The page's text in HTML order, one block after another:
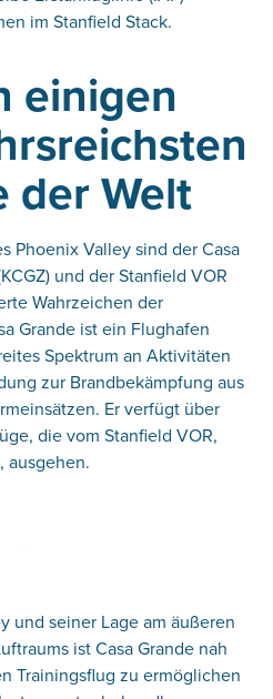
im Stanfield Stack.
einigen
der Welt
Phoenix Valley sind der Casa
und der Stanfield VOR
Wahrzeichen der
Grande ist ein Flughafen
Spektrum an Aktivitäten
zur Brandbekämpfung aus
Er verfügt über
die vom Stanfield VOR,
ausgehen.
und seiner Lage am äußeren
ist Casa Grande nah
Trainingsflug zu ermöglichen